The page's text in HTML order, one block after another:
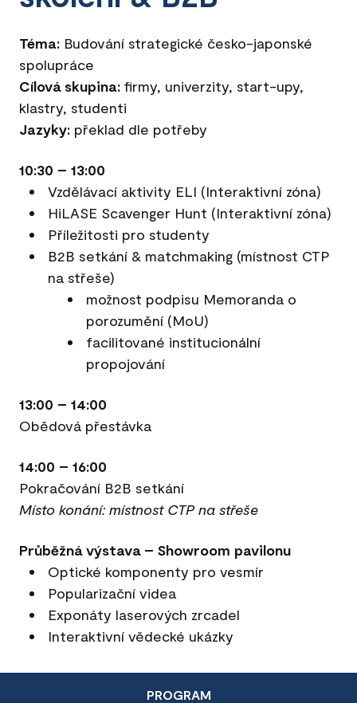
Téma: Budování strategické česko-japonské
spolupráce
Cílová skupina: firmy, univerzity, start-upy,
klastry, studenti
Jazyky: překlad dle potřeby
10:30 – 13:00
Vzdělávací aktivity ELI (Interaktivní zóna)
HiLASE Scavenger Hunt (Interaktivní zóna)
Příležitosti pro studenty
B2B setkání & matchmaking (místnost CTP
na střeše)
možnost podpisu Memoranda o
porozumění (MoU)
facilitované institucionální
propojování
13:00 – 14:00
Obědová přestávka
14:00 – 16:00
Pokračování B2B setkání
Místo konání: místnost CTP na střeše
Průběžná výstava – Showroom pavilonu
Optické komponenty pro vesmír
Popularizační videa
Exponáty laserových zrcadel
Interaktivní vědecké ukázky
PROGRAM